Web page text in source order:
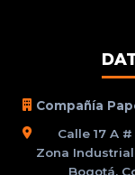
Compañía
Calle 17 A
Zona
Bogotá,